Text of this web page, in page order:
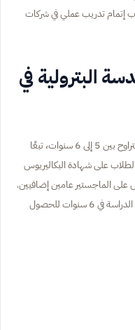
إتمام تدريب عملي في شركات
البترولية في
مدة دراسة الهندسة البترولية في فرنسا عادة ما تتراوح بين 5 إلى 6 سنوات، تبعًا
على شهادة البكاليريوس
على الماجستير عامين إضافيين.
مع بعض البرامج المتقدمة، يمكن للطلاب إتمام الدراسة في 6 سنوات للحصول